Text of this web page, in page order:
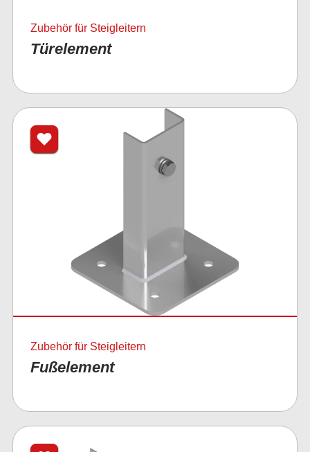
Zubehör für Steigleitern
Türelement
Zubehör für Steigleitern
Fußelement